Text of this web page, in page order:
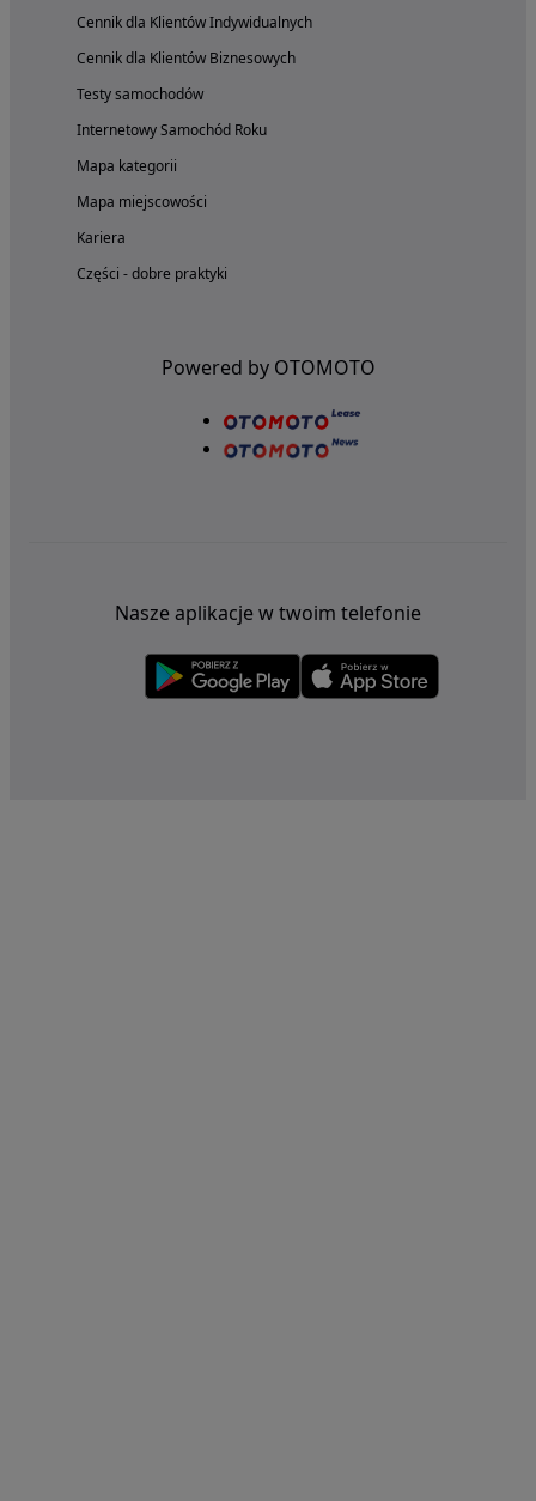
Cennik dla Klientów Indywidualnych
Cennik dla Klientów Biznesowych
Testy samochodów
Internetowy Samochód Roku
Mapa kategorii
Mapa miejscowości
Kariera
Części - dobre praktyki
Powered by OTOMOTO
Nasze aplikacje w twoim telefonie